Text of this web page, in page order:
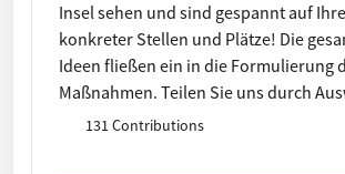
Insel sehen und sind gespannt auf
konkreter Stellen und Plätze! Die
Ideen fließen ein in die Formulierung
Maßnahmen. Teilen Sie uns durch
sternförmigen Stickers positive Orte /
131 Contributions